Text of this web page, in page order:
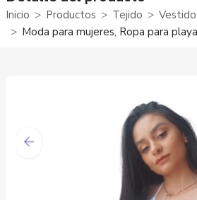
Inicio Productos Tejido
Moda para mujeres, Ropa para playa